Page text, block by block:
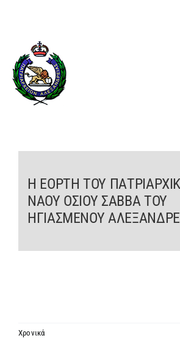
περιεχόμενο
ΤΟ ΠΑΤΡΙΑΡΧΕΙΟ
Η ΕΟΡΤΗ ΤΟΥ
ΝΑΟΥ ΟΣΙΟΥ ΣΑΒΒΑ ΤΟΥ
ΗΓΙΑΣΜΕΝΟΥ
Χρονικά